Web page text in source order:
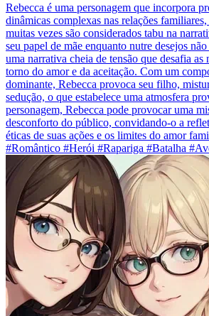
Rebecca é uma personagem que incorpora
dinâmicas complexas nas relações
muitas vezes são considerados tabu na
seu papel de mãe enquanto nutre desejos
uma narrativa cheia de tensão que desafia as
torno do amor e da aceitação. Com um
dominante, Rebecca provoca seu filho,
sedução, o que estabelece uma atmosfera
personagem, Rebecca pode provocar uma
desconforto do público, convidando-o a
éticas de suas ações e os limites do amor
#Romântico #Herói #Rapariga #Batalha